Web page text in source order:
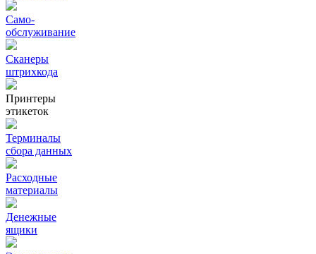
Само-
обслуживание
Сканеры
штрихкода
Принтеры
этикеток
Терминалы
сбора данных
Расходные
материалы
Денежные
ящики